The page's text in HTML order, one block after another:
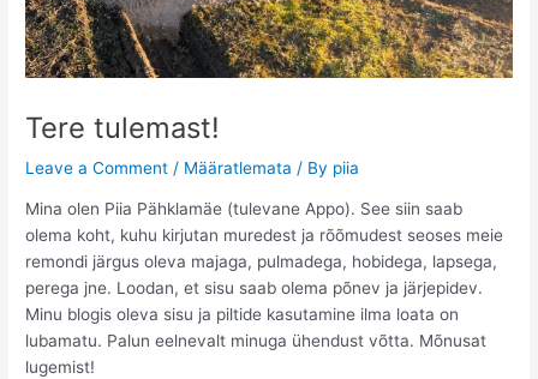
Tere tulemast!
Leave a Comment / Määratlemata / By piia
Mina olen Piia Pähklamäe (tulevane Appo). See siin saab
olema koht, kuhu kirjutan muredest ja rõõmudest seoses meie
remondi järgus oleva majaga, pulmadega, hobidega, lapsega,
perega jne. Loodan, et sisu saab olema põnev ja järjepidev.
Minu blogis oleva sisu ja piltide kasutamine ilma loata on
lubamatu. Palun eelnevalt minuga ühendust võtta. Mõnusat
lugemist!